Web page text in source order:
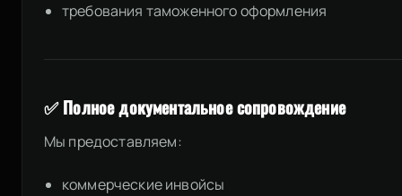
требования таможенного оформления
✅ Полное документальное сопровождение
Мы предоставляем:
коммерческие инвойсы